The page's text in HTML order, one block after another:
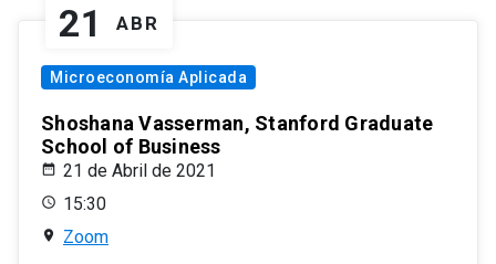
21 ABR
Microeconomía Aplicada
Shoshana Vasserman, Stanford Graduate
School of Business
21 de Abril de 2021
15:30
Zoom